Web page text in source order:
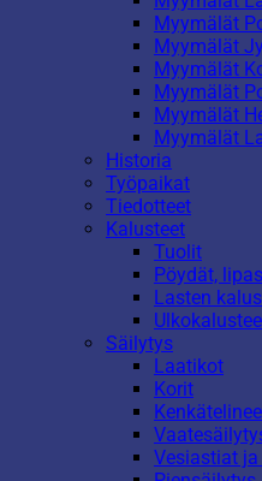
Myymälät
Myymälät
Myymälät
Myymälät
Myymälät
Myymälät
Historia
Työpaikat
Tiedotteet
Kalusteet
Tuolit
Pöydät,
Lasten
Säilytys
Laatikot
Korit
Vesiastiat